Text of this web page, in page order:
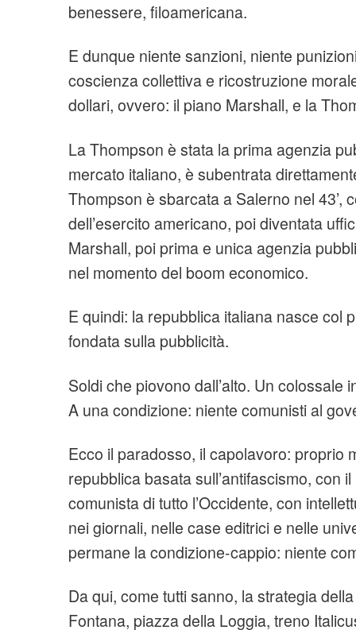
benessere, filoamericana.
E dunque niente sanzioni, niente
coscienza collettiva e ricostruzione
dollari, ovvero: il piano Marshall, e la
La Thompson è stata la prima agenzia
mercato italiano, è subentrata
Thompson è sbarcata a Salerno nel 43’,
dell’esercito americano, poi diventata
Marshall, poi prima e unica agenzia
nel momento del boom economico.
E quindi: la repubblica italiana nasce col
fondata sulla pubblicità.
Soldi che piovono dall’alto. Un colossale
A una condizione: niente comunisti al
Ecco il paradosso, il capolavoro: proprio
repubblica basata sull’antifascismo, con
comunista di tutto l’Occidente, con
nei giornali, nelle case editrici e nelle
permane la condizione-cappio: niente
Da qui, come tutti sanno, la strategia
Fontana, piazza della Loggia, treno